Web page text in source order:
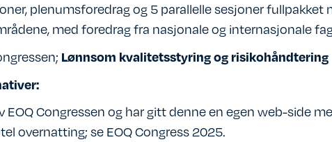
plenumsforedrag og 5 parallelle sesjoner fullpakket
med foredrag fra nasjonale og internasjonale
Lønnsom kvalitetsstyring og risikohåndtering
EOQ Congressen og har gitt denne en egen web-side
overnatting; se EOQ Congress 2025.